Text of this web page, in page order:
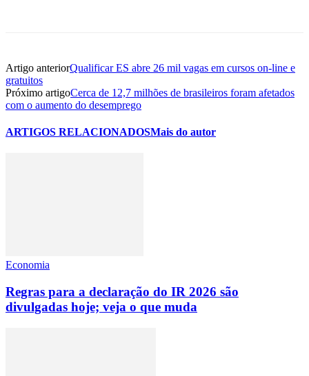
Artigo anteriorQualificar ES abre 26 mil vagas em cursos on-line e
gratuitos
Próximo artigoCerca de 12,7 milhões de brasileiros foram afetados
com o aumento do desemprego
ARTIGOS RELACIONADOSMais do autor
Economia
Regras para a declaração do IR 2026 são
divulgadas hoje; veja o que muda